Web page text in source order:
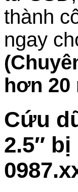
thành
ngay
hơn 20
Cứu
2.5″